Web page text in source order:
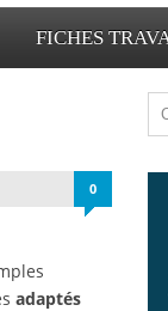
FICHES
0
adaptés